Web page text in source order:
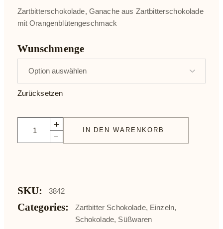
Zartbitterschokolade, Ganache aus Zartbitterschokolade
mit Orangenblütengeschmack
Wunschmenge
Zurücksetzen
Leonidas Schokolade Floranger quantity
IN DEN WARENKORB
SKU: 3842
Categories: Zartbitter Schokolade, Einzeln,
Schokolade, Süßwaren